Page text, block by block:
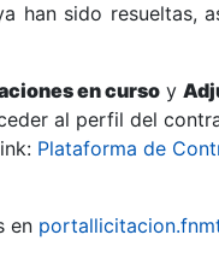
han sido resueltas,
en curso y
al perfil del
Plataforma de
en